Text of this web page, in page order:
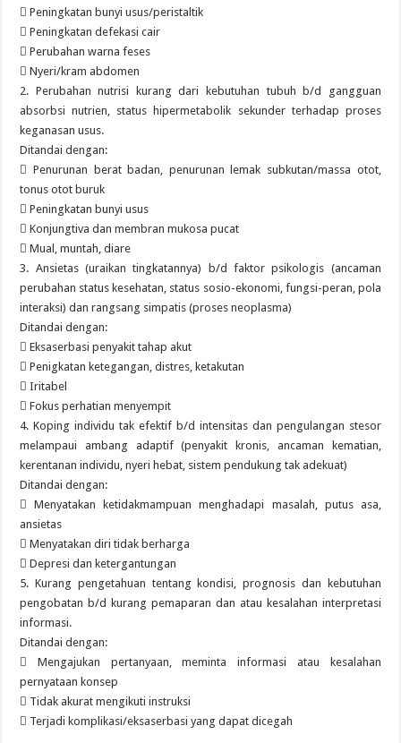
 Peningkatan bunyi usus/peristaltik
 Peningkatan defekasi cair
 Perubahan warna feses
 Nyeri/kram abdomen
2. Perubahan nutrisi kurang dari kebutuhan tubuh b/d gangguan
absorbsi nutrien, status hipermetabolik sekunder terhadap proses
keganasan usus.
Ditandai dengan:
 Penurunan berat badan, penurunan lemak subkutan/massa otot,
tonus otot buruk
 Peningkatan bunyi usus
 Konjungtiva dan membran mukosa pucat
 Mual, muntah, diare
3. Ansietas (uraikan tingkatannya) b/d faktor psikologis (ancaman
perubahan status kesehatan, status sosio-ekonomi, fungsi-peran, pola
interaksi) dan rangsang simpatis (proses neoplasma)
Ditandai dengan:
 Eksaserbasi penyakit tahap akut
 Penigkatan ketegangan, distres, ketakutan
 Iritabel
 Fokus perhatian menyempit
4. Koping individu tak efektif b/d intensitas dan pengulangan stesor
melampaui ambang adaptif (penyakit kronis, ancaman kematian,
kerentanan individu, nyeri hebat, sistem pendukung tak adekuat)
Ditandai dengan:
 Menyatakan ketidakmampuan menghadapi masalah, putus asa,
ansietas
 Menyatakan diri tidak berharga
 Depresi dan ketergantungan
5. Kurang pengetahuan tentang kondisi, prognosis dan kebutuhan
pengobatan b/d kurang pemaparan dan atau kesalahan interpretasi
informasi.
Ditandai dengan:
 Mengajukan pertanyaan, meminta informasi atau kesalahan
pernyataan konsep
 Tidak akurat mengikuti instruksi
 Terjadi komplikasi/eksaserbasi yang dapat dicegah